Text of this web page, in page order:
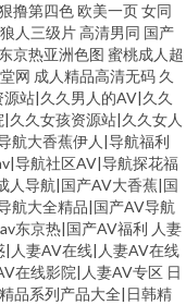
撸第四色欧美一页女同
狼人三级片高清男同 国产
东京热亚洲色图 蜜桃成人超
网 成人精品高清无码 久
站|久久男人的AV|久久
久久女孩资源站|久久女人
航大香蕉伊人|导航福利
导航社区AV|导航探花福
人导航|国产AV大香蕉|国
航大全精品|国产AV导航
东京热|国产AV福利 人妻
人妻AV在线|人妻AV在线
在线影院|人妻AV专区 日
品系列产品大全|日韩精